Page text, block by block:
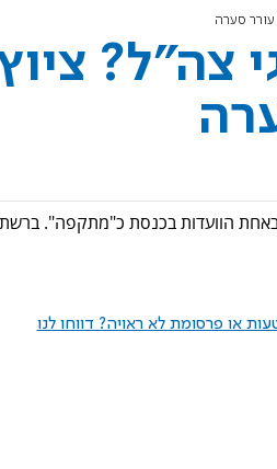
סערה
צה"ל?
באחת הוועדות בכנסת כ"מתקפה".
או פרסומת לא ראויה? דווחו לנו